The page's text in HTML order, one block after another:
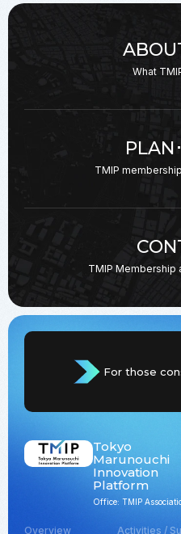
What
PLAN
TMIP
TMIP Membership
For those
Tokyo
Marunouchi
Innovation
Platform
Office: TMIP
Overview Activities /